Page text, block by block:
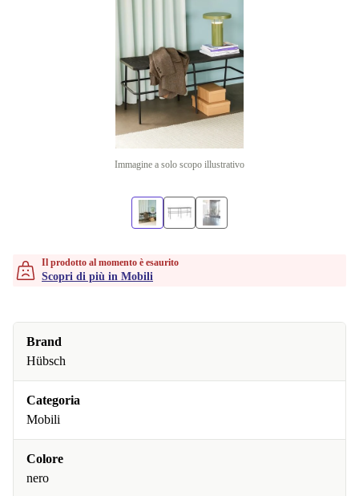
Immagine a solo scopo illustrativo
Il prodotto al momento è esaurito
Scopri di più in Mobili
Brand
Hübsch
Categoria
Mobili
Colore
nero